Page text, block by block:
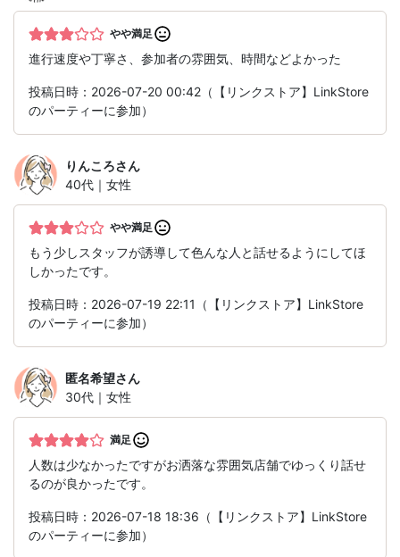
やや満足
進行速度や丁寧さ、参加者の雰囲気、時間などよかった
投稿日時：2026-07-20 00:42（【リンクストア】LinkStore
のパーティーに参加）
りんころさん
40代｜女性
やや満足
もう少しスタッフが誘導して色んな人と話せるようにしてほ
しかったです。
投稿日時：2026-07-19 22:11（【リンクストア】LinkStore
のパーティーに参加）
匿名希望さん
30代｜女性
満足
人数は少なかったですがお洒落な雰囲気店舗でゆっくり話せ
るのが良かったです。
投稿日時：2026-07-18 18:36（【リンクストア】LinkStore
のパーティーに参加）